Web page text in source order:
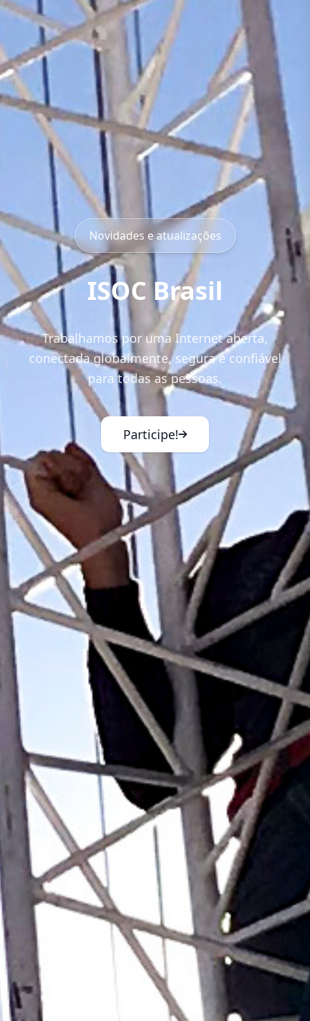
Novidades e atualizações
ISOC Brasil
Trabalhamos por uma Internet aberta,
conectada globalmente, segura e confiável
para todas as pessoas.
Participe!